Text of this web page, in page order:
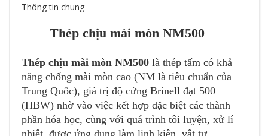
Thông tin chung
Thép chịu mài mòn NM500
Thép chịu mài mòn NM500 là thép tấm có khả
năng chống mài mòn cao (NM là tiêu chuẩn của
Trung Quốc), giá trị độ cứng Brinell đạt 500
(HBW) nhờ vào việc kết hợp đặc biệt các thành
phần hóa học, cùng với quá trình tôi luyện, xử lí
nhiệt, được ứng dụng làm linh kiện, vật tư